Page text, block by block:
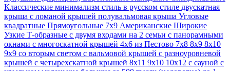
Классические минимализм стиль в русском стиле двускатная
крыша с ломаной крышей полувальмовая крыша Угловые
квадратные Прямоугольные 7х9 Американские Широкие
Узкие Т-образные с двумя входами на 2 семьи с панорамными
окнами с многоскатной крышей 4х6 из Пестово 7х8 8х9 8х10
9х9 со вторым светом с вальмовой крышей с разноуровневой
крышей с четырехскатной крышей 8х11 9х10 10х12 с сауной с